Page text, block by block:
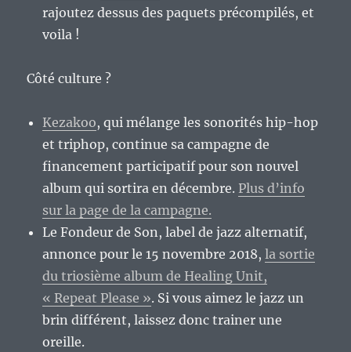
rajoutez dessus des paquets précompilés, et
voila !
Côté culture ?
Kezakoo, qui mélange les sonorités hip-hop
et triphop, continue sa campagne de
financement participatif pour son nouvel
album qui sortira en décembre. Plus d’info
sur la page de la campagne.
Le Fondeur de Son, label de jazz alternatif,
annonce pour le 15 novembre 2018,la sortie
du triosième album de Healing Unit,
« Repeat Please ». Si vous aimez le jazz un
brin différent, laissez donc trainer une
oreille.